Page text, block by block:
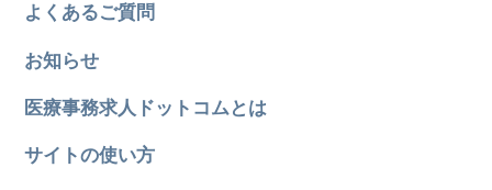
よくあるご質問
お知らせ
医療事務求人ドットコムとは
サイトの使い方